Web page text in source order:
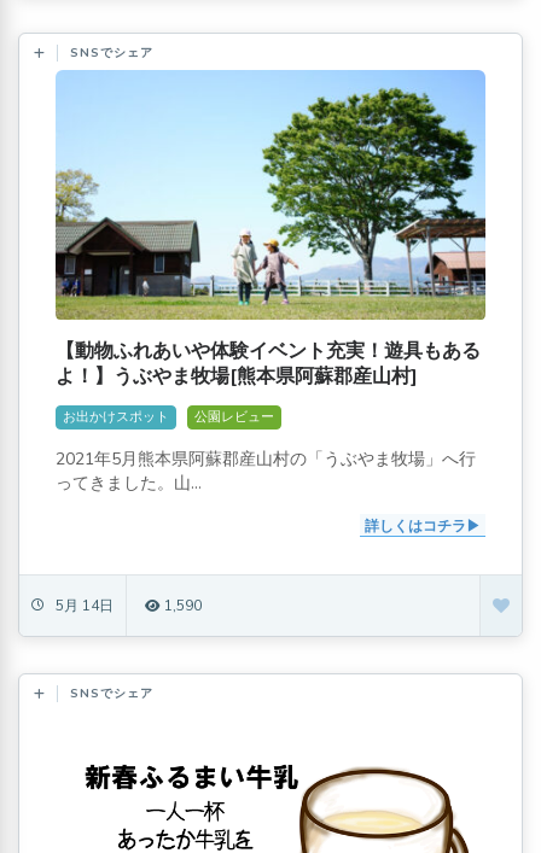
SNSでシェア
【動物ふれあいや体験イベント充実！遊具もある
よ！】うぶやま牧場[熊本県阿蘇郡産山村]
お出かけスポット 公園レビュー
2021年5月熊本県阿蘇郡産山村の「うぶやま牧場」へ行
ってきました。山...
詳しくはコチラ
5月 14日 1,590
SNSでシェア